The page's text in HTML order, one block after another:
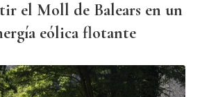
el Moll de Balears en un
eólica flotante